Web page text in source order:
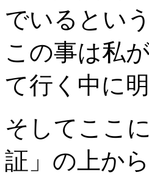
でいるとい
この事は私
て行く中に
そしてここ
証」の上か